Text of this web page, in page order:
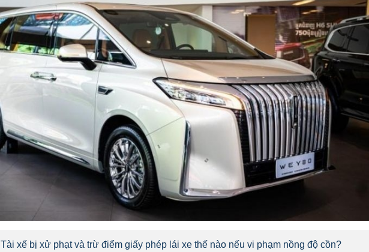
Tài xế bị xử phạt và trừ điểm giấy phép lái xe thế nào nếu vi phạm nồng độ cồn?